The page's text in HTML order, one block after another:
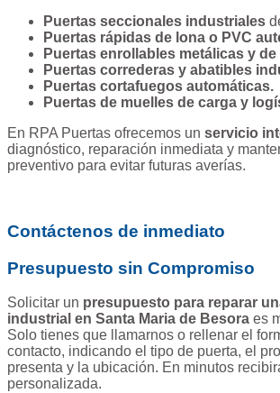
Puertas seccionales industriales
Puertas rápidas de lona o PVC
Puertas enrollables metálicas y
Puertas correderas y abatibles
Puertas cortafuegos automáticas.
Puertas de muelles de carga y
En RPA Puertas ofrecemos un servicio
diagnóstico, reparación inmediata y
preventivo para evitar futuras averías.
Contáctenos de inmediato
Presupuesto sin Compromiso
Solicitar un presupuesto para reparar
industrial en Santa Maria de Besora es
Solo tienes que llamarnos o rellenar el
contacto, indicando el tipo de puerta, el
presenta y la ubicación. En minutos
personalizada.